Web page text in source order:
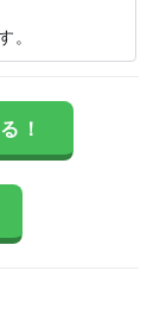
。
！